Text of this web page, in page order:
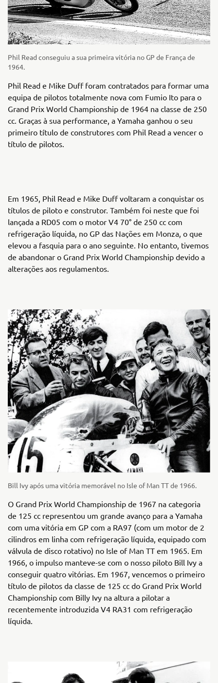
Phil Read conseguiu a sua primeira vitória no GP de França de
1964.
Phil Read e Mike Duff foram contratados para formar uma
equipa de pilotos totalmente nova com Fumio Ito para o
Grand Prix World Championship de 1964 na classe de 250
cc. Graças à sua performance, a Yamaha ganhou o seu
primeiro título de construtores com Phil Read a vencer o
título de pilotos.
Em 1965, Phil Read e Mike Duff voltaram a conquistar os
títulos de piloto e construtor. Também foi neste que foi
lançada a RD05 com o motor V4 70° de 250 cc com
refrigeração líquida, no GP das Nações em Monza, o que
elevou a fasquia para o ano seguinte. No entanto, tivemos
de abandonar o Grand Prix World Championship devido a
alterações aos regulamentos.
Bill Ivy após uma vitória memorável no Isle of Man TT de 1966.
O Grand Prix World Championship de 1967 na categoria
de 125 cc representou um grande avanço para a Yamaha
com uma vitória em GP com a RA97 (com um motor de 2
cilindros em linha com refrigeração líquida, equipado com
válvula de disco rotativo) no Isle of Man TT em 1965. Em
1966, o impulso manteve-se com o nosso piloto Bill Ivy a
conseguir quatro vitórias. Em 1967, vencemos o primeiro
título de pilotos da classe de 125 cc do Grand Prix World
Championship com Billy Ivy na altura a pilotar a
recentemente introduzida V4 RA31 com refrigeração
líquida.